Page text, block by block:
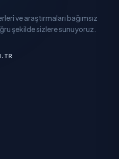
ve araştırmaları bağımsız
şekilde sizlere sunuyoruz.